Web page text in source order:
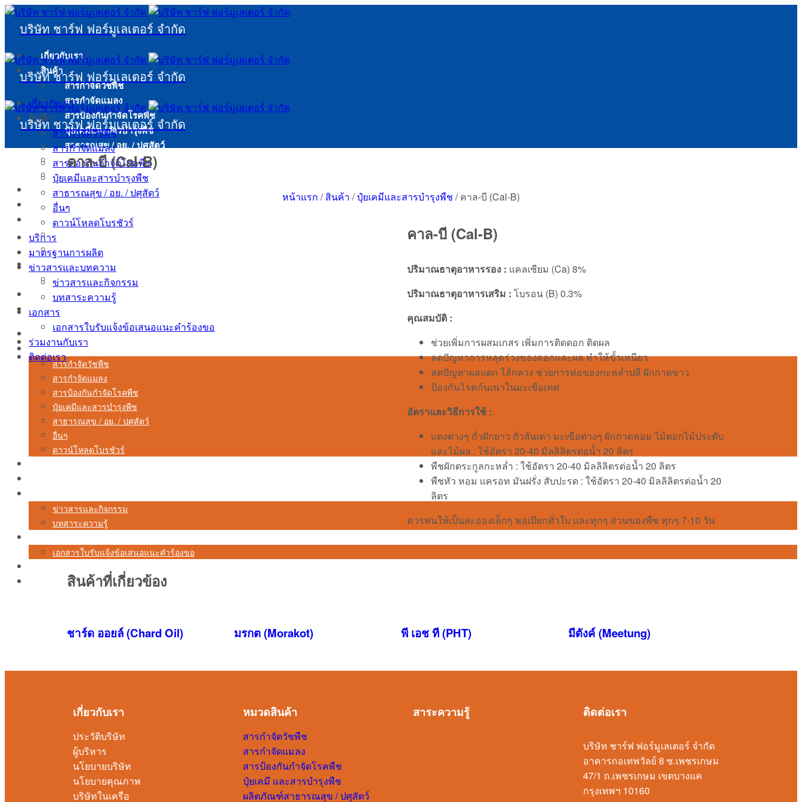
บริษัท ชาร์ฟ ฟอร์มูเลเตอร์ จำกัด
เกี่ยวกับเรา
สินค้า
สารกำจัดวัชพืช
สารกำจัดแมลง
สารป้องกันกำจัดโรคพืช
ปุ๋ยเคมีและสารบำรุงพืช
สาธารณสุข / อย. / ปศุสัตว์
อื่นๆ
ดาวน์โหลดโบรชัวร์
บริการ
มาตรฐานการผลิต
ข่าวสารและบทความ
บทสาระความรู้
เอกสาร
เอกสารใบรับแจ้งข้อเสนอแนะคำร้องขอ
ร่วมงานกับเรา
ติดต่อเรา
เกี่ยวกับเรา
สินค้า
สารกำจัดวัชพืช
สารกำจัดแมลง
สารป้องกันกำจัดโรคพืช
ปุ๋ยเคมีและสารบำรุงพืช
สาธารณสุข / อย. / ปศุสัตว์
อื่นๆ
ดาวน์โหลดโบรชัวร์
ข่าวสารและกิจกรรม
บทสาระความรู้
เอกสารใบรับแจ้งข้อเสนอแนะคำร้องขอ
ติดต่อเรา
บริษัท ชาร์ฟ ฟอร์มูเลเตอร์ จำกัด
เกี่ยวกับเรา
สินค้า
สารกำจัดวัชพืช
สารกำจัดแมลง
สารป้องกันกำจัดโรคพืช
ปุ๋ยเคมีและสารบำรุงพืช
สาธารณสุข / อย. / ปศุสัตว์
อื่นๆ
ดาวน์โหลดโบรชัวร์
บริการ
มาตรฐานการผลิต
ข่าวสารและบทความ
ข่าวสารและกิจกรรม
บทสาระความรู้
เอกสาร
เอกสารใบรับแจ้งข้อเสนอแนะคำร้องขอ
ร่วมงานกับเรา
ติดต่อเรา
บริษัท ชาร์ฟ ฟอร์มูเลเตอร์ จำกัด
คาล-บี (Cal-B)
หน้าแรก /สินค้า /ปุ๋ยเคมีและสารบำรุงพืช /คาล-บี (Cal-B)
คาล-บี (Cal-B)
ปริมาณธาตุอาหารรอง : แคลเซียม (Ca) 8%
ปริมาณธาตุอาหารเสริม : โบรอน (B) 0.3%
คุณสมบัติ :
ช่วยเพิ่มการผสมเกสร เพิ่มการติดดอก ติดผล
ลดปัญหาการหลุดร่วงของดอกและผล ทำให้ขั้วเหนียว
ลดปัญหาผลแตก ไส้กลวง ช่วยการห่อของกะหล่ำปลี ผักกาดขาว
ป้องกันโรคก้นเน่าในมะเขือเทศ
อัตราและวิธีการใช้ :
แตงต่างๆ ถั่วฝักยาว ถั่วลันเตา มะเขือต่างๆ ผักกาดหอม ไม้ดอกไม้ประดับ
และไม้ผล : ใช้อัตรา 20-40 มิลลิลิตรต่อน้ำ 20 ลิตร
พืชผักตระกูลกะหล่ำ : ใช้อัตรา 20-40 มิลลิลิตรต่อน้ำ 20 ลิตร
พืชหัว หอม แครอท มันฝรั่ง สับปะรด : ใช้อัตรา 20-40 มิลลิลิตรต่อน้ำ 20
ลิตร
ควรพ่นให้เป็นละอองเล็กๆ พอเปียกทั่วใบ และทุกๆ ส่วนของพืช ทุกๆ 7-10 วัน
สินค้าที่เกี่ยวข้อง
ชาร์ด ออยล์ (Chard Oil) มรกต (Morakot) พี เอช ที (PHT) มีตังค์ (Meetung)
เกี่ยวกับเรา
ประวัติบริษัท
ผู้บริหาร
นโยบายบริษัท
นโยบายคุณภาพ
บริษัทในเครือ
หมวดสินค้า
สารกำจัดวัชพืช
สารกำจัดแมลง
สารป้องกันกำจัดโรคพืช
ปุ๋ยเคมี และสารบำรุงพืช
ผลิตภัณฑ์สาธารณสุข / ปศุสัตว์
สาระความรู้ ติดต่อเรา
บริษัท ชาร์ฟ ฟอร์มูเลเตอร์ จำกัด
อาคารกอเทพวัลย์ 8 ซ.เพชรเกษม
47/1 ถ.เพชรเกษม เขตบางแค
กรุงเทพฯ 10160